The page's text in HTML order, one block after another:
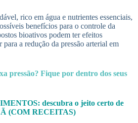
rico em água e nutrientes essenciais,
benefícios para o controle da
bioativos podem ter efeitos
a redução da pressão arterial em
pressão? Fique por dentro dos seus
descubra o jeito certo de
(COM RECEITAS)